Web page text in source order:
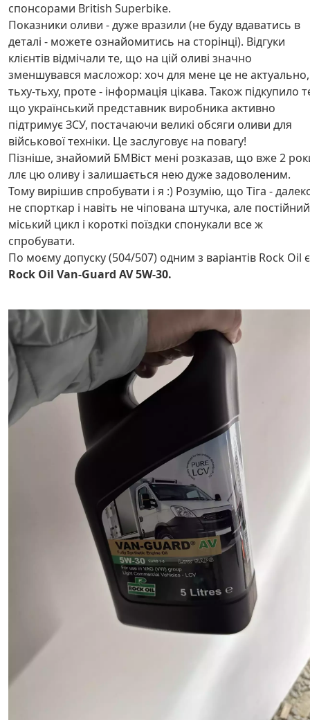
спонсорами British Superbike.
Показники оливи - дуже вразили (не буду вдаватись в
деталі - можете ознайомитись на сторінці). Відгуки
клієнтів відмічали те, що на цій оливі значно
зменшувався масложор: хоч для мене це не актуально,
тьху-тьху, проте - інформація цікава. Також підкупило
що український представник виробника активно
підтримує ЗСУ, постачаючи великі обсяги оливи для
військової техніки. Це заслуговує на повагу!
Пізніше, знайомий БМВіст мені розказав, що вже 2
ллє цю оливу і залишається нею дуже задоволеним.
Тому вирішив спробувати і я :) Розумію, що Тіга -
не спорткар і навіть не чіпована штучка, але постійний
міський цикл і короткі поїздки спонукали все ж
спробувати.
По моєму допуску (504/507) одним з варіантів Rock Oil є
Rock Oil Van-Guard AV 5W-30.